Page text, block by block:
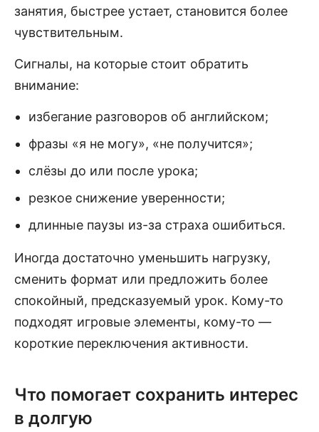
занятия, быстрее устает, становится более
чувствительным.
Сигналы, на которые стоит обратить
внимание:
избегание разговоров об английском;
фразы «я не могу», «не получится»;
слёзы до или после урока;
резкое снижение уверенности;
длинные паузы из-за страха ошибиться.
Иногда достаточно уменьшить нагрузку,
сменить формат или предложить более
спокойный, предсказуемый урок. Кому-то
подходят игровые элементы, кому-то —
короткие переключения активности.
Что помогает сохранить интерес
в долгую